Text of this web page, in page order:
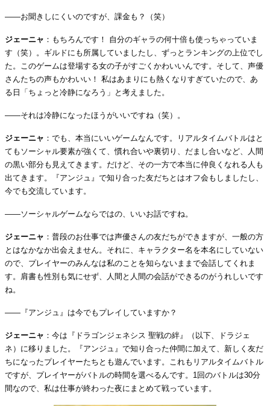
――お聞きしにくいのですが、課金も？（笑）
ジェーニャ ：もちろんです！ 自分のギャラの何十倍も使っちゃっていま
す（笑）。ギルドにも所属していましたし、ずっとランキングの上位でし
た。このゲームは登場する女の子がすごくかわいいんです。そして、声優
さんたちの声もかわいい！ 私はあまりにも熱くなりすぎていたので、あ
る日「ちょっと冷静になろう」と考えました。
――それは冷静になったほうがいいですね（笑）。
ジェーニャ ：でも、本当にいいゲームなんです。リアルタイムバトルはと
てもソーシャル要素が強くて、慣れ合いや裏切り、だまし合いなど、人間
の黒い部分も見えてきます。だけど、その一方で本当に仲良くなれる人も
出てきます。『アンジュ』で知り合った友だちとはオフ会もしましたし、
今でも交流しています。
――ソーシャルゲームならではの、いいお話ですね。
ジェーニャ ：普段のお仕事では声優さんの友だちができますが、一般の方
とはなかなか出会えません。それに、キャラクター名を本名にしていない
ので、プレイヤーのみんなは私のことを知らないままで会話してくれま
す。肩書も性別も気にせず、人間と人間の会話ができるのがうれしいです
ね。
――『アンジュ』は今でもプレイしていますか？
ジェーニャ ：今は『ドラゴンジェネシス 聖戦の絆』（以下、ドラジェ
ネ）に移りました。『アンジュ』で知り合った仲間に加えて、新しく友だ
ちになったプレイヤーたちとも遊んでいます。これもリアルタイムバトル
ですが、プレイヤーがバトルの時間を選べるんです。1回のバトルは30分
間なので、私は仕事が終わった夜にまとめて戦っています。